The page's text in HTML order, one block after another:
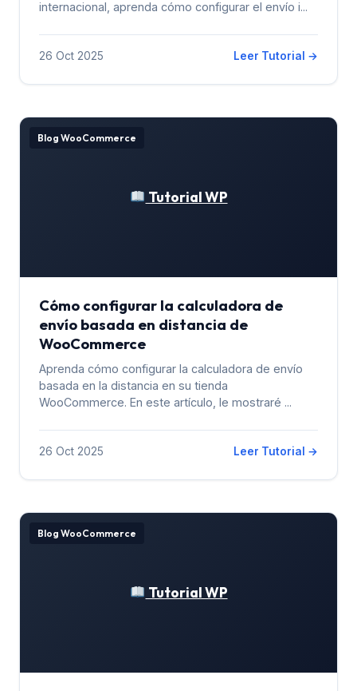
internacional, aprenda cómo configurar el envío i...
26 Oct 2025 Leer Tutorial →
Tutorial WP
Blog WooCommerce
Cómo configurar la calculadora de
envío basada en distancia de
WooCommerce
Aprenda cómo configurar la calculadora de envío
basada en la distancia en su tienda
WooCommerce. En este artículo, le mostraré ...
26 Oct 2025 Leer Tutorial →
Tutorial WP
Blog WooCommerce